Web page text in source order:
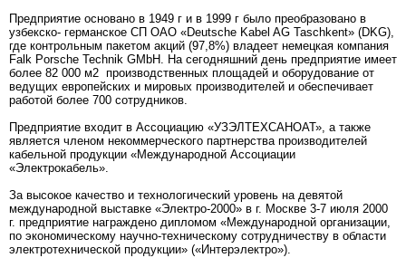
Предприятие основано в 1949 г и в 1999 г было преобразовано в
узбекско- германское СП ОАО «Deutsche Kabel AG Taschkent» (DKG),
где контрольным пакетом акций (97,8%) владеет немецкая компания
Falk Porsche Technik GMbH. На сегодняшний день предприятие имеет
более 82 000 м2 производственных площадей и оборудование от
ведущих европейских и мировых производителей и обеспечивает
работой более 700 сотрудников.
Предприятие входит в Ассоциацию «УЗЭЛТЕХСАНОАТ», а также
является членом некоммерческого партнерства производителей
кабельной продукции «Международной Ассоциации
«Электрокабель».
За высокое качество и технологический уровень на девятой
международной выставке «Электро-2000» в г. Москве 3-7 июля 2000
г. предприятие награждено дипломом «Международной организации,
по экономическому научно-техническому сотрудничеству в области
электротехнической продукции» («Интерэлектро»).